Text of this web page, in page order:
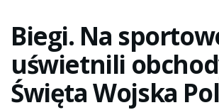
Biegi. Na
uświetnili
Święta Wojska